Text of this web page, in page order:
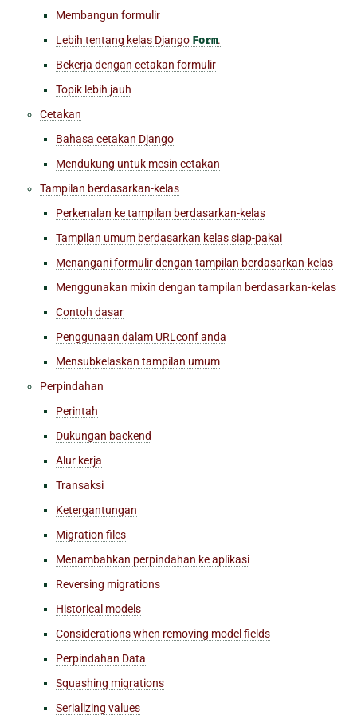
Membangun formulir
Lebih tentang kelas Django Form.
Bekerja dengan cetakan formulir
Topik lebih jauh
Cetakan
Bahasa cetakan Django
Mendukung untuk mesin cetakan
Tampilan berdasarkan-kelas
Perkenalan ke tampilan berdasarkan-kelas
Tampilan umum berdasarkan kelas siap-pakai
Menangani formulir dengan tampilan berdasarkan-kelas
Menggunakan mixin dengan tampilan berdasarkan-kelas
Contoh dasar
Penggunaan dalam URLconf anda
Mensubkelaskan tampilan umum
Perpindahan
Perintah
Dukungan backend
Alur kerja
Transaksi
Ketergantungan
Migration files
Menambahkan perpindahan ke aplikasi
Reversing migrations
Historical models
Considerations when removing model fields
Perpindahan Data
Squashing migrations
Serializing values